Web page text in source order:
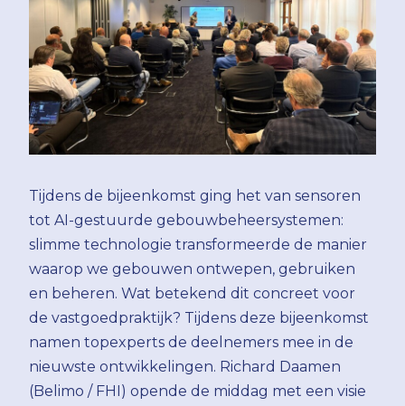
Tijdens de bijeenkomst ging het van sensoren
tot AI-gestuurde gebouwbeheersystemen:
slimme technologie transformeerde de manier
waarop we gebouwen ontwepen, gebruiken
en beheren. Wat betekend dit concreet voor
de vastgoedpraktijk? Tijdens deze bijeenkomst
namen topexperts de deelnemers mee in de
nieuwste ontwikkelingen. Richard Daamen
(Belimo / FHI) opende de middag met een visie